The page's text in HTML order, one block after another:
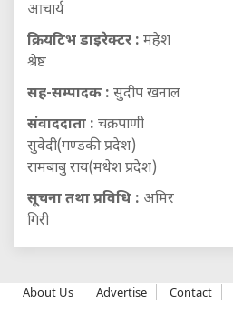
आचार्य
क्रियटिभ डाइरेक्टर : महेश
श्रेष्ठ
सह-सम्पादक : सुदीप खनाल
संवाददाता : चक्रपाणी
सुवेदी(गण्डकी प्रदेश)
रामबाबु राय(मधेश प्रदेश)
सूचना तथा प्रविधि : अमिर
गिरी
About Us Advertise Contact